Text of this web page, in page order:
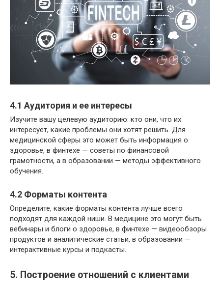
4.1 Аудитория и ее интересы
Изучите вашу целевую аудиторию: кто они, что их
интересует, какие проблемы они хотят решить. Для
медицинской сферы это может быть информация о
здоровье, в финтехе — советы по финансовой
грамотности, а в образовании — методы эффективного
обучения.
4.2 Форматы контента
Определите, какие форматы контента лучше всего
подходят для каждой ниши. В медицине это могут быть
вебинары и блоги о здоровье, в финтехе — видеообзоры
продуктов и аналитические статьи, в образовании —
интерактивные курсы и подкасты.
5. Построение отношений с клиентами